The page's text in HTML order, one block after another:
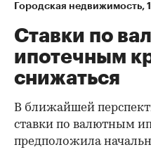
Городская недвижимость⁠,
Ставки по
ипотечным
снижаться
В ближайшей
ставки по валютным
предположила